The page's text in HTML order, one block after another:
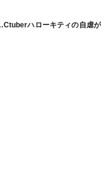
ハローキティの自虐が